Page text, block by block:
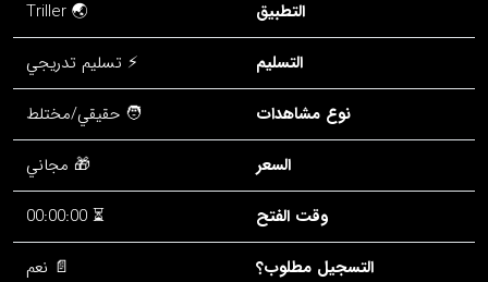
التطبيق
🌏 Triller
التسليم
⚡ تسليم تدريجي
نوع مشاهدات
🧑 حقيقي/مختلط
السعر
🎁 مجاني
وقت الفتح
⏳ 00:00:00
التسجيل مطلوب؟
📄 نعم